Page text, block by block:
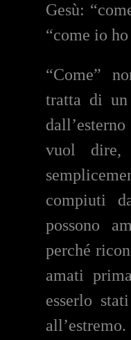
Gesù:
“come io
“Come”
tratta di
vuol dire,
compiuti
possono
perché
amati
esserlo